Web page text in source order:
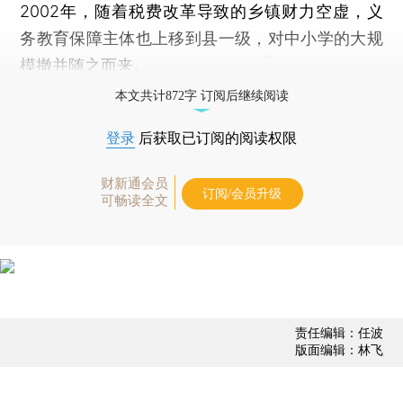
2002年，随着税费改革导致的乡镇财力空虚，义
务教育保障主体也上移到县一级，对中小学的大规
模撤并随之而来。
本文共计872字 订阅后继续阅读
登录 后获取已订阅的阅读权限
财新通会员
可畅读全文
订阅/会员升级
责任编辑：任波
版面编辑：林飞